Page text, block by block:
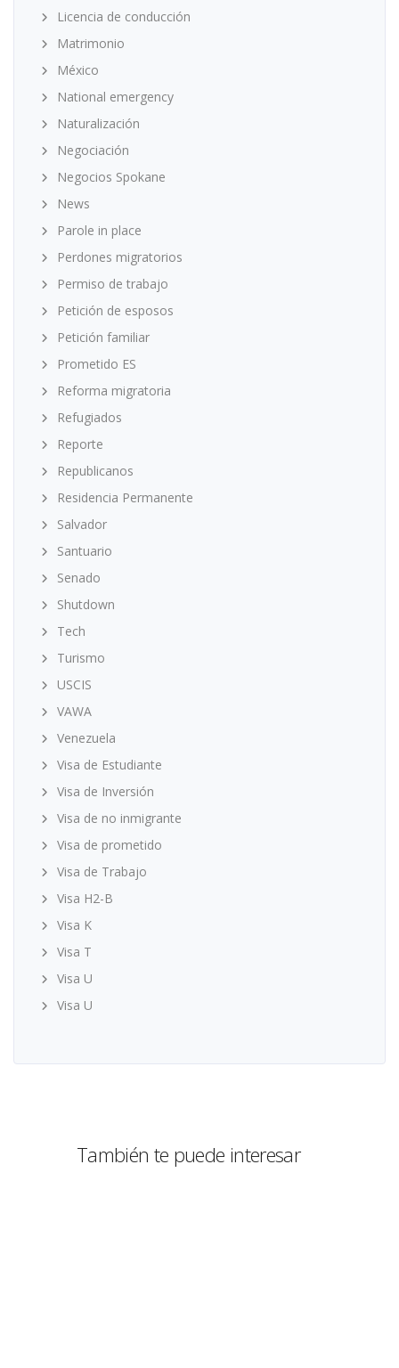
Licencia de conducción
Matrimonio
México
National emergency
Naturalización
Negociación
Negocios Spokane
News
Parole in place
Perdones migratorios
Permiso de trabajo
Petición de esposos
Petición familiar
Prometido ES
Reforma migratoria
Refugiados
Reporte
Republicanos
Residencia Permanente
Salvador
Santuario
Senado
Shutdown
Tech
Turismo
USCIS
VAWA
Venezuela
Visa de Estudiante
Visa de Inversión
Visa de no inmigrante
Visa de prometido
Visa de Trabajo
Visa H2-B
Visa K
Visa T
Visa U
Visa U
También te puede interesar